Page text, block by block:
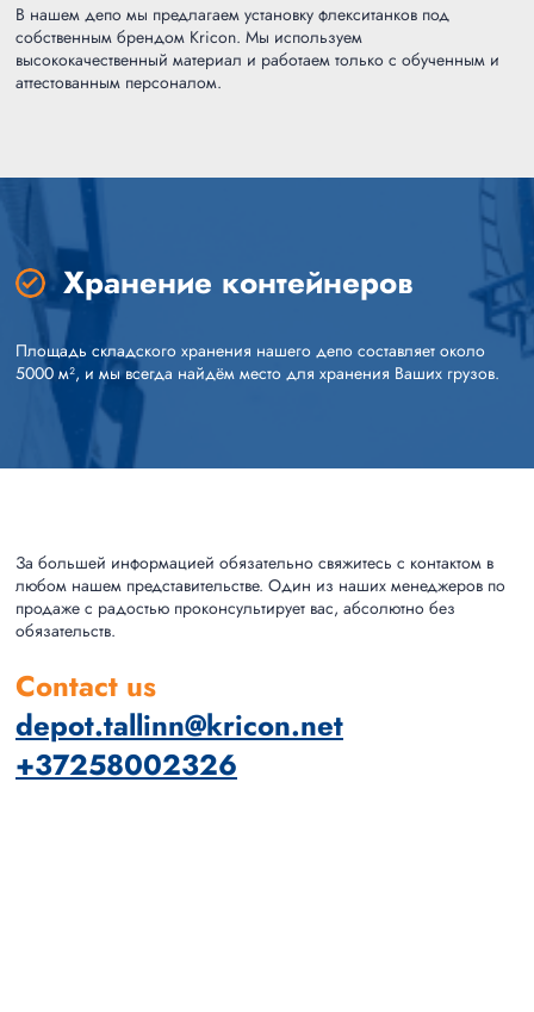
В нашем депо мы предлагаем установку флекситанков под
собственным брендом Kricon. Мы используем
высококачественный материал и работаем только с обученным и
аттестованным персоналом.
Хранение контейнеров
Площадь складского хранения нашего депо составляет около
5000 м², и мы всегда найдём место для хранения Ваших грузов.
За большей информацией обязательно свяжитесь с контактом в
любом нашем представительстве. Один из наших менеджеров по
продаже с радостью проконсультирует вас, абсолютно без
обязательств.
Contact us
depot.tallinn@kricon.net
+37258002326